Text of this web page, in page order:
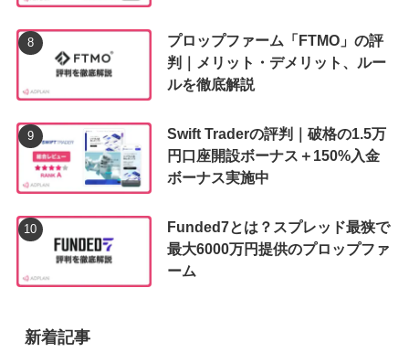
プロップファーム「FTMO」の評
判｜メリット・デメリット、ルー
ルを徹底解説
Swift Traderの評判｜破格の1.5万
円口座開設ボーナス＋150%入金
ボーナス実施中
Funded7とは？スプレッド最狭で
最大6000万円提供のプロップファ
ーム
新着記事